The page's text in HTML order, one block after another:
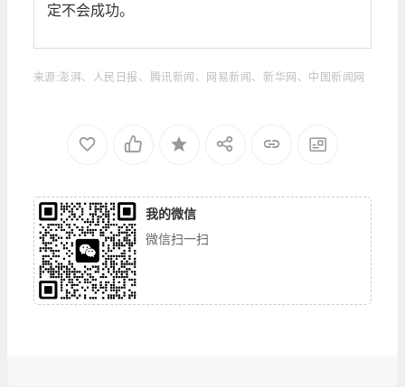
定不会成功。
来源:澎湃、人民日报、腾讯新闻、网易新闻、新华网、中国新闻网
我的微信
微信扫一扫